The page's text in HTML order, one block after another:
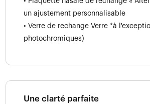
un ajustement personnalisable
• Verre de rechange Verre *à
photochromiques)
Une clarté parfaite